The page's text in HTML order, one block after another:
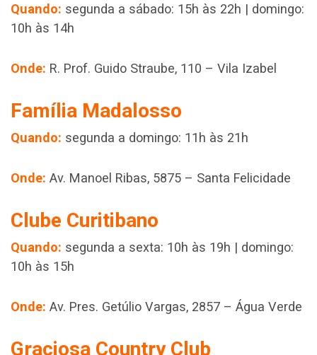
Quando: segunda a sábado: 15h às 22h | domingo:
10h às 14h
Onde: R. Prof. Guido Straube, 110 – Vila Izabel
Família Madalosso
Quando: segunda a domingo: 11h às 21h
Onde: Av. Manoel Ribas, 5875 – Santa Felicidade
Clube Curitibano
Quando: segunda a sexta: 10h às 19h | domingo:
10h às 15h
Onde: Av. Pres. Getúlio Vargas, 2857 – Água Verde
Graciosa Country Club